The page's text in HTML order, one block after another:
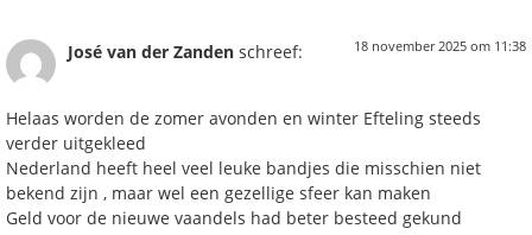
José van der Zanden schreef: 18 november 2025 om 11:38
Helaas worden de zomer avonden en winter Efteling steeds
verder uitgekleed
Nederland heeft heel veel leuke bandjes die misschien niet
bekend zijn , maar wel een gezellige sfeer kan maken
Geld voor de nieuwe vaandels had beter besteed gekund